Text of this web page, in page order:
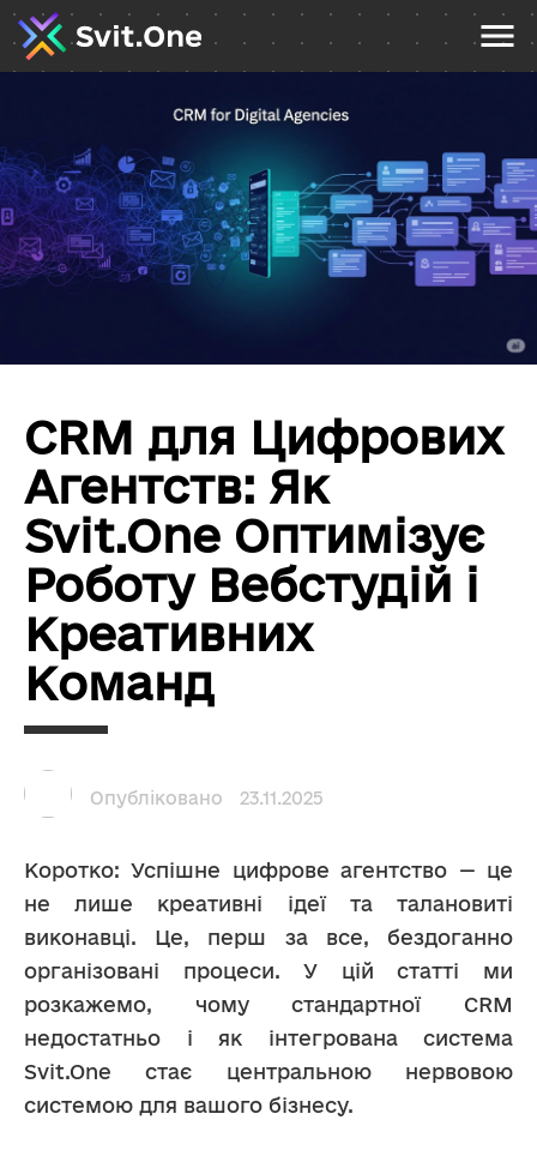
CRM для Цифрових
Агентств: Як
Svit.One Оптимізує
Роботу Вебстудій і
Креативних
Команд
Опубліковано 23.11.2025
Коротко: Успішне цифрове агентство — це
не лише креативні ідеї та талановиті
виконавці. Це, перш за все, бездоганно
організовані процеси. У цій статті ми
розкажемо, чому стандартної CRM
недостатньо і як інтегрована система
Svit.One стає центральною нервовою
системою для вашого бізнесу.